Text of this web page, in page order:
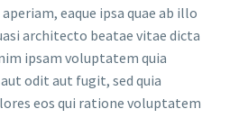
eaque ipsa quae ab illo
architecto beatae vitae dicta
ipsam voluptatem quia
odit aut fugit, sed quia
eos qui ratione voluptatem